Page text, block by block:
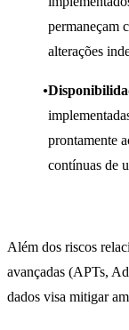
permaneçam
alterações
prontamente
contínuas de
Além dos riscos
avançadas (APTs,
dados visa mitigar